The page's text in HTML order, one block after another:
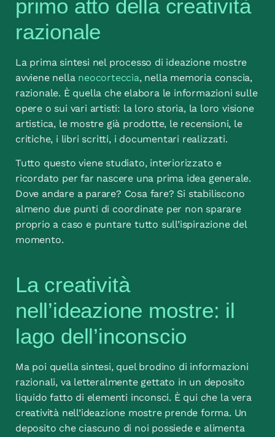
primo atto della creatività
razionale
La prima sintesi nel processo di ideazione mostre
avviene nella neocorteccia, nella memoria conscia,
razionale. È quella che elabora le informazioni sulle
opere o sui vari artisti: la loro storia, la loro visione
artistica, le mostre già prodotte, le recensioni, le
critiche, i libri scritti, i documentari realizzati.
Tutto questo viene studiato, interiorizzato e
ricordato per far nascere una prima idea generale.
Dove andare a parare? Cosa fare? Si stabiliscono
almeno due punti di coordinate per non sparare
proprio a caso e puntare tutto sull’ispirazione del
momento.
La creatività
nell’ideazione mostre: il
lago dell’inconscio
Ma poi quella sintesi, quel brodino di informazioni
razionali, va letteralmente gettato in un deposito
liquido fatto di elementi inconsci. È qui che la vera
creatività nell’ideazione mostre prende forma. Un
deposito che ciascuno di noi possiede e alimenta